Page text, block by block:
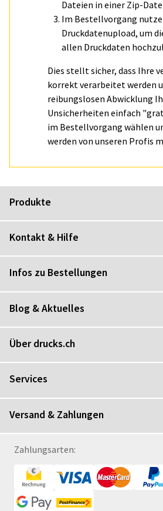
Dateien in einer Zip-
Im Bestellvorgang
Druckdatenupload, um
allen Druckdaten
Dies stellt sicher, dass Ihre
korrekt verarbeitet werden
reibungslosen Abwicklung
Unsicherheiten einfach
im Bestellvorgang wählen
werden von unseren Profis
Produkte
Kontakt & Hilfe
Infos zu Bestellungen
Blog & Aktuelles
Über drucks.ch
Services
Versand & Zahlungen
Zahlungsarten: